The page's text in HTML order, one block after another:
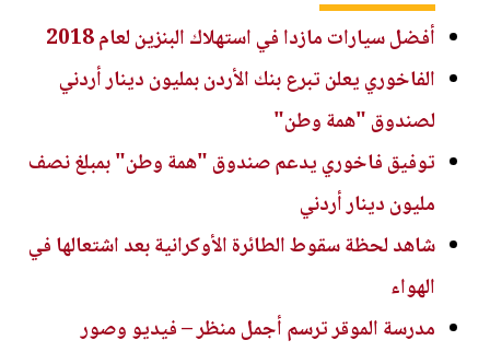
أفضل سيارات مازدا في استهلاك البنزين لعام 2018
الفاخوري يعلن تبرع بنك الأردن بمليون دينار أردني
لصندوق "همة وطن"
توفيق فاخوري يدعم صندوق "همة وطن" بمبلغ نصف
مليون دينار أردني
شاهد لحظة سقوط الطائرة الأوكرانية بعد اشتعالها في
الهواء
مدرسة الموقر ترسم أجمل منظر – فيديو وصور